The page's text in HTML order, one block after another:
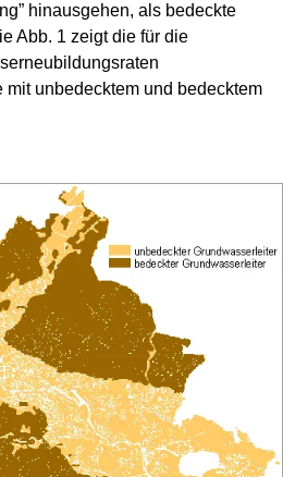
hinausgehen, als bedeckte
Abb. 1 zeigt die für die
mit unbedecktem und bedecktem